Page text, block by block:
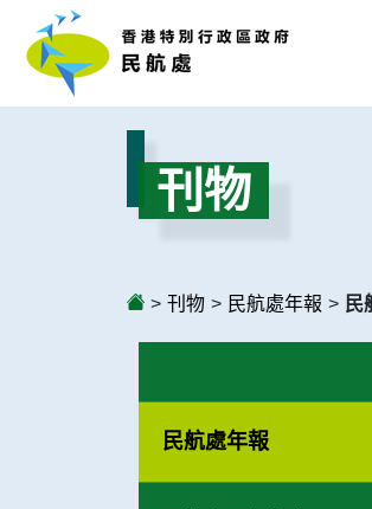
刊物
> 刊物 > 民航處年報 > 民
民航處年報